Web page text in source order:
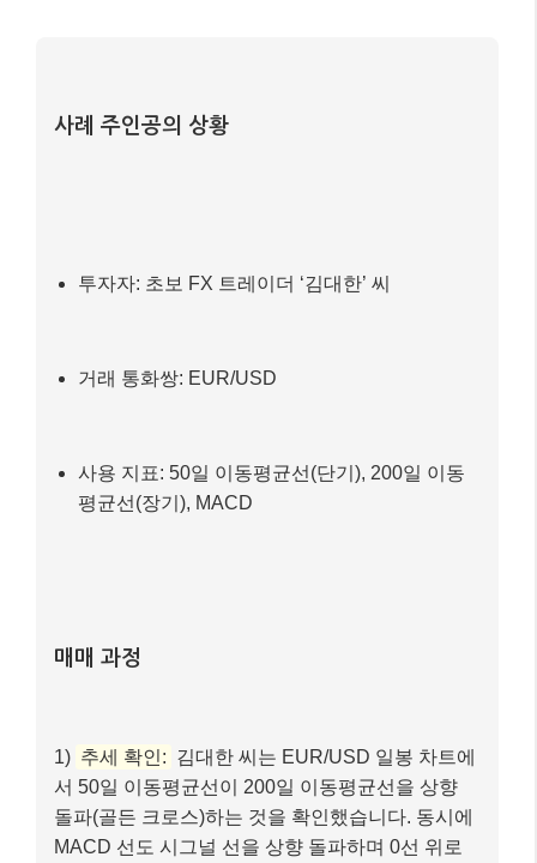
사례 주인공의 상황
투자자: 초보 FX 트레이더 ‘김대한’ 씨
거래 통화쌍: EUR/USD
사용 지표: 50일 이동평균선(단기), 200일 이동
평균선(장기), MACD
매매 과정
1) 추세 확인: 김대한 씨는 EUR/USD 일봉 차트에
서 50일 이동평균선이 200일 이동평균선을 상향
돌파(골든 크로스)하는 것을 확인했습니다. 동시에
MACD 선도 시그널 선을 상향 돌파하며 0선 위로